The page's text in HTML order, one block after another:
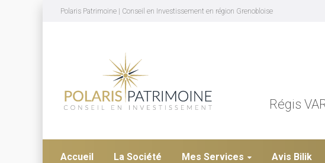
Polaris Patrimoine | Conseil en Investissement en région Grenobloise
Régis
Accueil La Société Mes Services Avis Bilik